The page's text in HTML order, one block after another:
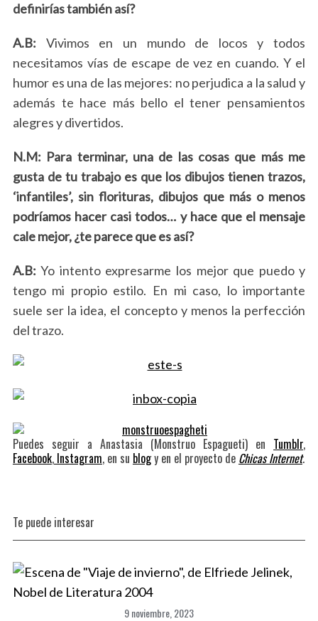
definirías también así?
A.B: Vivimos en un mundo de locos y todos
necesitamos vías de escape de vez en cuando. Y el
humor es una de las mejores: no perjudica a la salud y
además te hace más bello el tener pensamientos
alegres y divertidos.
N.M: Para terminar, una de las cosas que más me
gusta de tu trabajo es que los dibujos tienen trazos,
‘infantiles’, sin florituras, dibujos que más o menos
podríamos hacer casi todos… y hace que el mensaje
cale mejor, ¿te parece que es así?
A.B: Yo intento expresarme los mejor que puedo y
tengo mi propio estilo. En mi caso, lo importante
suele ser la idea, el concepto y menos la perfección
del trazo.
Puedes seguir a Anastasia (Monstruo Espagueti) en Tumblr,
Facebook,Instagram, en su blogy en el proyecto de Chicas Internet.
Te puede interesar
9 noviembre, 2023